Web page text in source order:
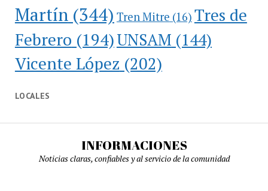
Martín(344) Tren Mitre (16) Tres de
Febrero (194)UNSAM (144)
Vicente López (202)
LOCALES
INFORMACIONES
Noticias claras, confiables y al servicio de la comunidad